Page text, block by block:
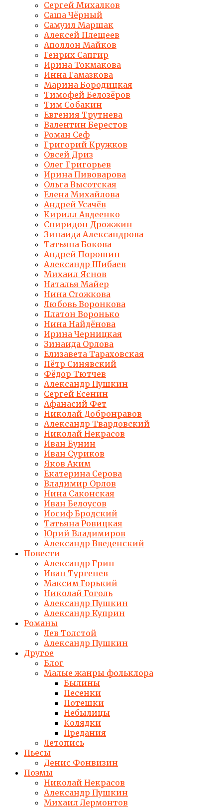
Сергей Михалков
Саша Чёрный
Самуил Маршак
Алексей Плещеев
Аполлон Майков
Генрих Сапгир
Ирина Токмакова
Инна Гамазкова
Марина Бородицкая
Тимофей Белозёров
Тим Собакин
Евгения Трутнева
Валентин Берестов
Роман Сеф
Григорий Кружков
Овсей Дриз
Олег Григорьев
Ирина Пивоварова
Ольга Высотская
Елена Михайлова
Андрей Усачёв
Кирилл Авдеенко
Спиридон Дрожжин
Зинаида Александрова
Татьяна Бокова
Андрей Порошин
Александр Шибаев
Михаил Яснов
Наталья Майер
Нина Стожкова
Любовь Воронкова
Платон Воронько
Нина Найдёнова
Ирина Черницкая
Зинаида Орлова
Елизавета Тараховская
Пётр Синявский
Фёдор Тютчев
Александр Пушкин
Сергей Есенин
Афанасий Фет
Николай Добронравов
Александр Твардовский
Николай Некрасов
Иван Бунин
Иван Суриков
Яков Аким
Екатерина Серова
Владимир Орлов
Нина Саконская
Иван Белоусов
Иосиф Бродский
Татьяна Ровицкая
Юрий Владимиров
Александр Введенский
Повести
Александр Грин
Иван Тургенев
Максим Горький
Николай Гоголь
Александр Пушкин
Александр Куприн
Романы
Лев Толстой
Александр Пушкин
Другое
Блог
Малые жанры фольклора
Былины
Песенки
Потешки
Небылицы
Колядки
Предания
Летопись
Пьесы
Денис Фонвизин
Поэмы
Николай Некрасов
Александр Пушкин
Михаил Лермонтов